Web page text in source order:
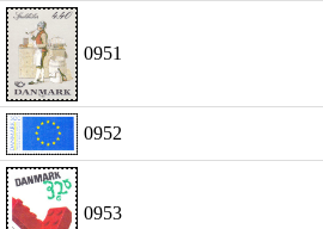
0951
0952
0953